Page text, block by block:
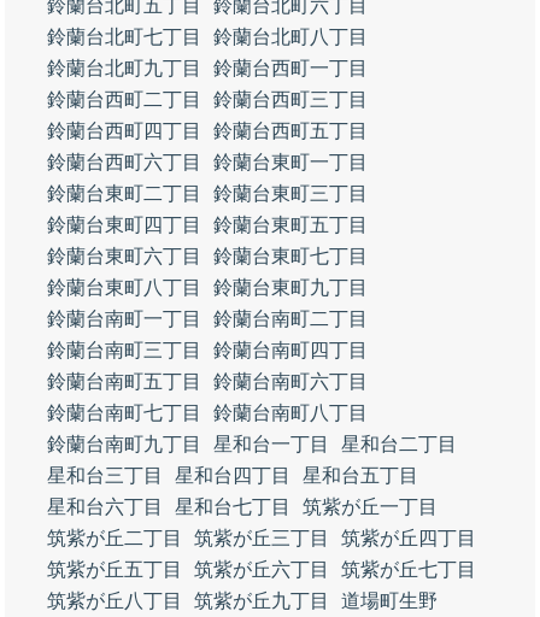
鈴蘭台北町五丁目
鈴蘭台北町六丁目
鈴蘭台北町七丁目
鈴蘭台北町八丁目
鈴蘭台北町九丁目
鈴蘭台西町一丁目
鈴蘭台西町二丁目
鈴蘭台西町三丁目
鈴蘭台西町四丁目
鈴蘭台西町五丁目
鈴蘭台西町六丁目
鈴蘭台東町一丁目
鈴蘭台東町二丁目
鈴蘭台東町三丁目
鈴蘭台東町四丁目
鈴蘭台東町五丁目
鈴蘭台東町六丁目
鈴蘭台東町七丁目
鈴蘭台東町八丁目
鈴蘭台東町九丁目
鈴蘭台南町一丁目
鈴蘭台南町二丁目
鈴蘭台南町三丁目
鈴蘭台南町四丁目
鈴蘭台南町五丁目
鈴蘭台南町六丁目
鈴蘭台南町七丁目
鈴蘭台南町八丁目
鈴蘭台南町九丁目
星和台一丁目
星和台二丁目
星和台三丁目
星和台四丁目
星和台五丁目
星和台六丁目
星和台七丁目
筑紫が丘一丁目
筑紫が丘二丁目
筑紫が丘三丁目
筑紫が丘四丁目
筑紫が丘五丁目
筑紫が丘六丁目
筑紫が丘七丁目
筑紫が丘八丁目
筑紫が丘九丁目
道場町生野